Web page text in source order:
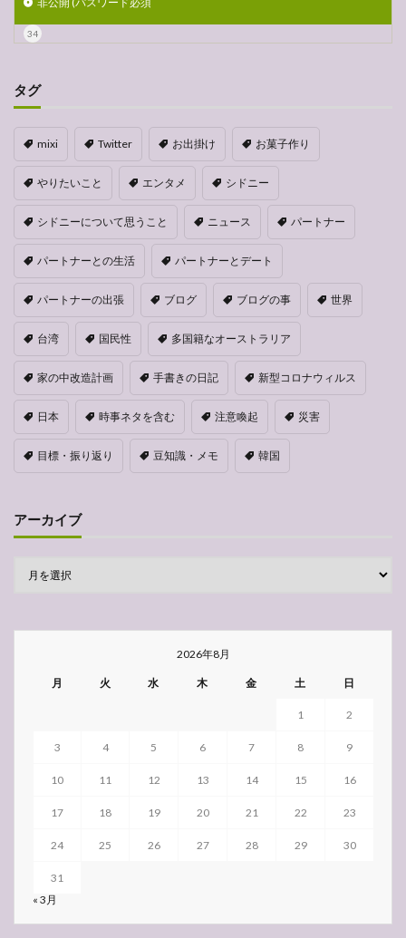
34
タグ
mixi Twitter お出掛け お菓子作り
やりたいこと エンタメ シドニー
シドニーについて思うこと ニュース パートナー
パートナーとの生活 パートナーとデート
パートナーの出張 ブログ ブログの事 世界
台湾 国民性 多国籍なオーストラリア
家の中改造計画 手書きの日記 新型コロナウィルス
日本 時事ネタを含む 注意喚起 災害
目標・振り返り 豆知識・メモ 韓国
アーカイブ
2026年8月
月 火 水 木 金 土 日
1 2
3 4 5 6 7 8 9
10 11 12 13 14 15 16
17 18 19 20 21 22 23
24 25 26 27 28 29 30
31
« 3月